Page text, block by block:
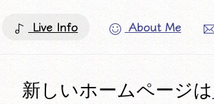
Live Info About Me
新しいホームページは